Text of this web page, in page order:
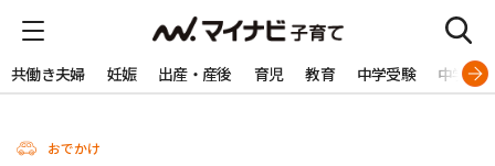
共働き夫婦 妊娠 出産・産後 育児 教育 中学受験 中学生
おでかけ